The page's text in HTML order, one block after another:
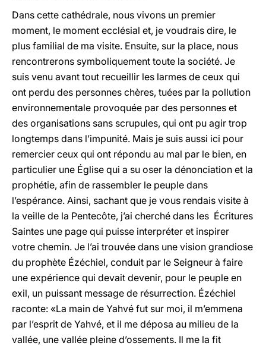
Dans cette cathédrale, nous vivons un premier
moment, le moment ecclésial et, je voudrais dire, le
plus familial de ma visite. Ensuite, sur la place, nous
rencontrerons symboliquement toute la société. Je
suis venu avant tout recueillir les larmes de ceux qui
ont perdu des personnes chères, tuées par la pollution
environnementale provoquée par des personnes et
des organisations sans scrupules, qui ont pu agir trop
longtemps dans l’impunité. Mais je suis aussi ici pour
remercier ceux qui ont répondu au mal par le bien, en
particulier une Église qui a su oser la dénonciation et la
prophétie, afin de rassembler le peuple dans
l’espérance. Ainsi, sachant que je vous rendais visite à
la veille de la Pentecôte, j’ai cherché dans les Écritures
Saintes une page qui puisse interpréter et inspirer
votre chemin. Je l’ai trouvée dans une vision grandiose
du prophète Ézéchiel, conduit par le Seigneur à faire
une expérience qui devait devenir, pour le peuple en
exil, un puissant message de résurrection. Ézéchiel
raconte: «La main de Yahvé fut sur moi, il m’emmena
par l’esprit de Yahvé, et il me déposa au milieu de la
vallée, une vallée pleine d’ossements. Il me la fit